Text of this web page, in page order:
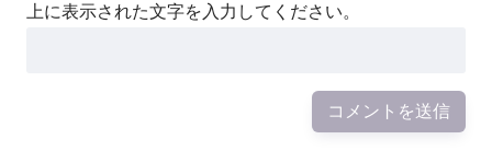
上に表示された文字を入力してください。